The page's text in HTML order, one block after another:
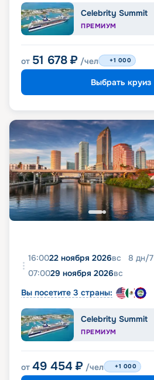
Celebrity Summit
ПРЕМИУМ
от 51 678 ₽ /чел +1 000
Выбрать круиз
16:0022 ноября 2026вс 8 дн/7
07:0029 ноября 2026вс
Вы посетите 3 страны:
Celebrity Summit
ПРЕМИУМ
от 49 454 ₽ /чел +1 000